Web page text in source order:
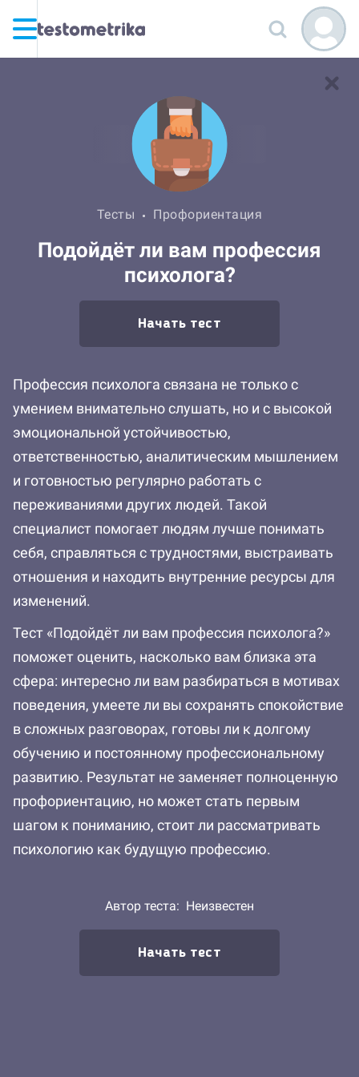
Тесты Профориентация
Подойдёт ли вам профессия
психолога?
Начать тест
Профессия психолога связана не только с
умением внимательно слушать, но и с высокой
эмоциональной устойчивостью,
ответственностью, аналитическим мышлением
и готовностью регулярно работать с
переживаниями других людей. Такой
специалист помогает людям лучше понимать
себя, справляться с трудностями, выстраивать
отношения и находить внутренние ресурсы для
изменений.
Тест «Подойдёт ли вам профессия психолога?»
поможет оценить, насколько вам близка эта
сфера: интересно ли вам разбираться в мотивах
поведения, умеете ли вы сохранять спокойствие
в сложных разговорах, готовы ли к долгому
обучению и постоянному профессиональному
развитию. Результат не заменяет полноценную
профориентацию, но может стать первым
шагом к пониманию, стоит ли рассматривать
психологию как будущую профессию.
Автор теста: Неизвестен
Начать тест